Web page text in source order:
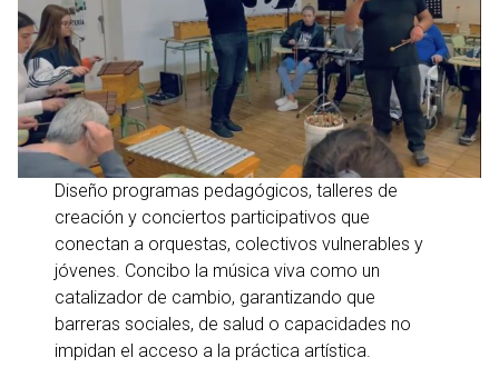
Diseño programas pedagógicos, talleres de
creación y conciertos participativos que
conectan a orquestas, colectivos vulnerables y
jóvenes. Concibo la música viva como un
catalizador de cambio, garantizando que
barreras sociales, de salud o capacidades no
impidan el acceso a la práctica artística.